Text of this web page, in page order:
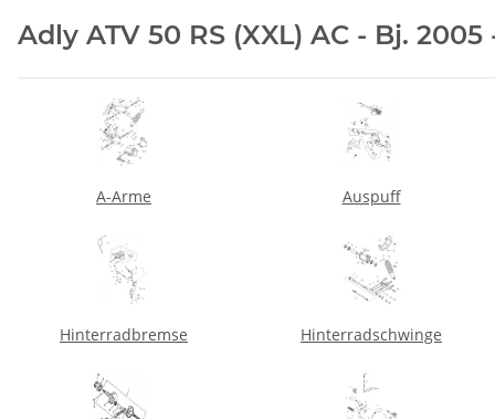
Adly ATV 50 RS (XXL) AC - Bj. 2005
A-Arme Auspuff
Hinterradbremse Hinterradschwinge